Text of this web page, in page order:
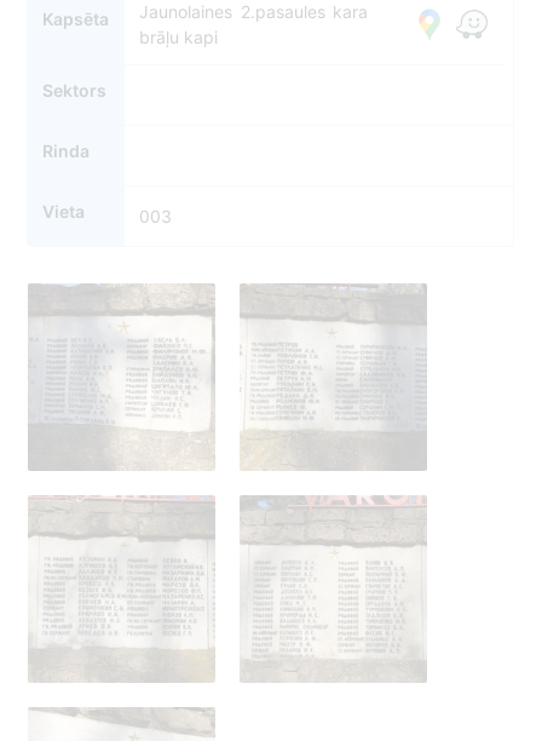
Kapsēta
Jaunolaines 2.pasaules kara
brāļu kapi
Sektors
Rinda
Vieta 003